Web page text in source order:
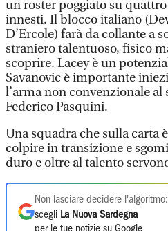
un roster poggiato su
innesti. Il blocco italiano
D’Ercole) farà da collante a
straniero talentuoso, fisico
scoprire. Lacey è un
Savanovic è importante
l’arma non convenzionale al
Federico Pasquini.
Una squadra che sulla carta
colpire in transizione e
duro e oltre al talento
Non lasciare decidere l'algoritmo:
scegli La Nuova Sardegna
per le tue notizie su Google